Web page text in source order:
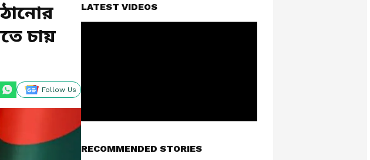
চায়
Follow Us
LATEST VIDEOS
RECOMMENDED STORIES